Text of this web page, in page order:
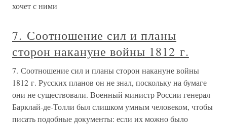
хочет с ними
7. Соотношение сил и планы
сторон накануне войны 1812 г.
7. Соотношение сил и планы сторон накануне войны
1812 г. Русских планов он не знал, поскольку на бумаге
они не существовали. Военный министр России генерал
Барклай-де-Толли был слишком умным человеком, чтобы
писать подобные документы: если их можно было